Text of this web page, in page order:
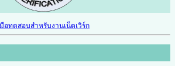
มือทดสอบสำหรับงานเน็ตเวิร์ก